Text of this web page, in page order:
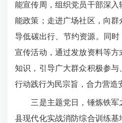
能宣传周，组织党员干部深
能政策；走进广场社区，向
导低碳出行、节约资源。同时
宣传活动，通过发放资料等
知识，引导广大群众积极参
行动践行为民宗旨，合力营造
三是主题党日，锤炼铁军
县现代化实战消防综合训练